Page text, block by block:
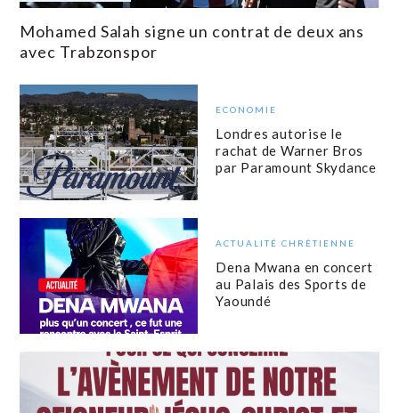
Mohamed Salah signe un contrat de deux ans
avec Trabzonspor
ECONOMIE
Londres autorise le
rachat de Warner Bros
par Paramount Skydance
ACTUALITÉ CHRÉTIENNE
Dena Mwana en concert
au Palais des Sports de
Yaoundé